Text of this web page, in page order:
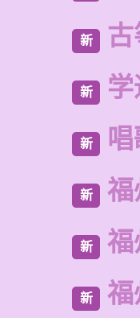
新
新
新
新 福
新 福
新 福